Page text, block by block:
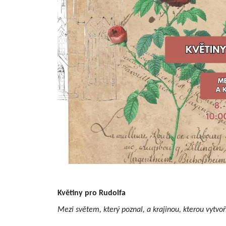
Květiny pro Rudolfa
Mezi světem, který poznal, a krajinou, kterou